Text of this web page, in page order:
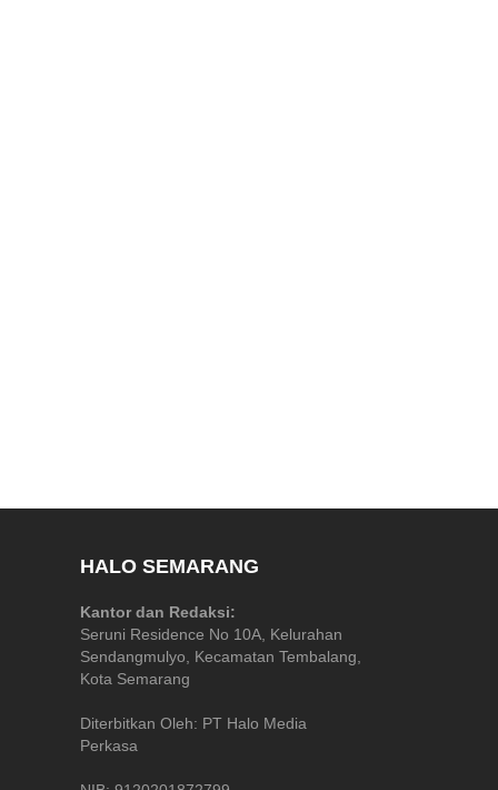
HALO SEMARANG
Kantor dan Redaksi:
Seruni Residence No 10A, Kelurahan
Sendangmulyo, Kecamatan Tembalang,
Kota Semarang
Diterbitkan Oleh: PT Halo Media
Perkasa